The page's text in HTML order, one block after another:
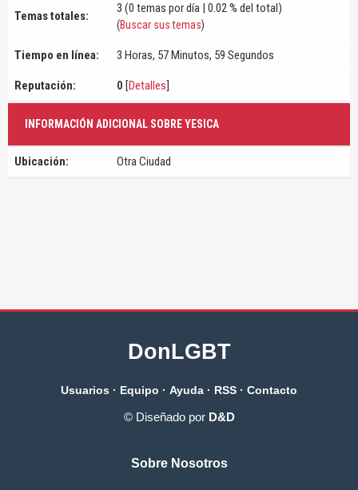
Temas totales:
3 (0 temas por día | 0.02 % del total)
(Buscar sus temas)
Tiempo en línea: 3 Horas, 57 Minutos, 59 Segundos
Reputación: 0 [Detalles]
INFORMACIÓN ADICIONAL SOBRE YESICA
Ubicación: Otra Ciudad
DonLGBT
Usuarios · Equipo · Ayuda · RSS · Contacto
© Diseñado por D&D
Sobre Nosotros